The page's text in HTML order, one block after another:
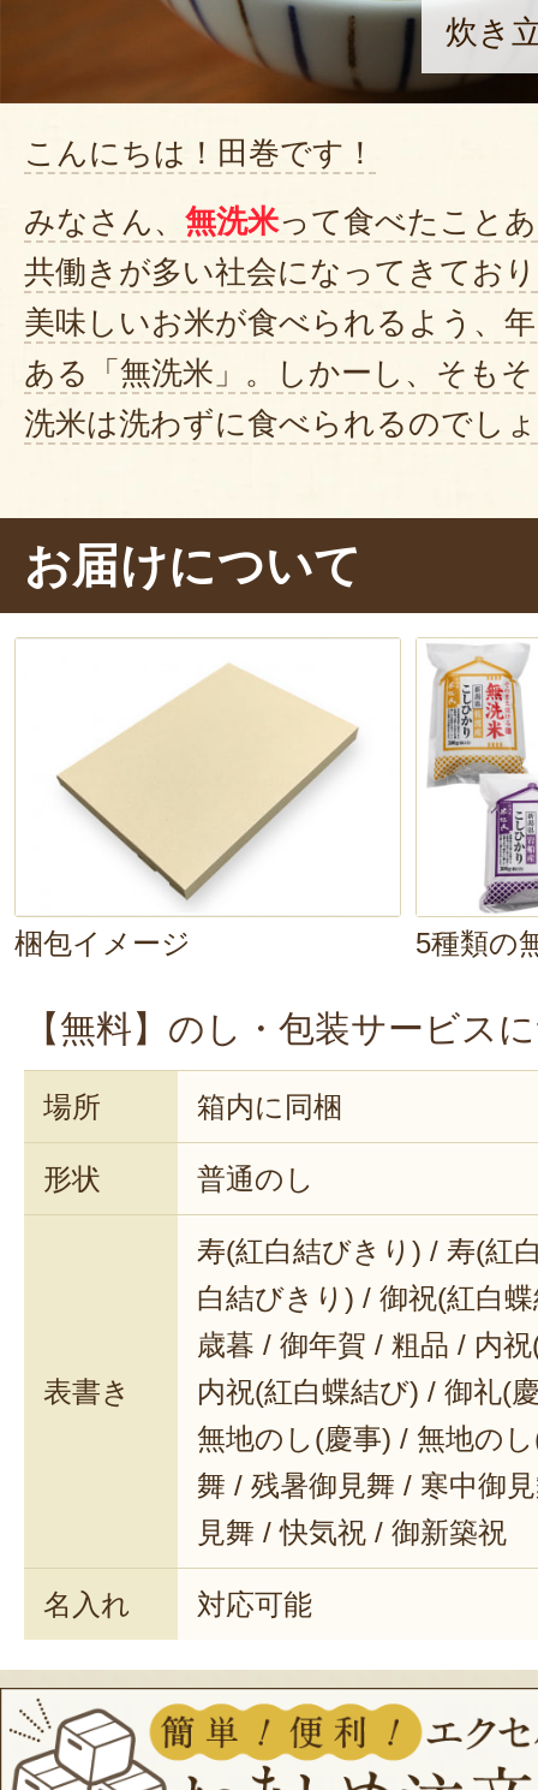
炊き
こんにちは！田巻です！
みなさん、 無洗米って食べたこと
共働きが多い社会になってきてお
美味しいお米が食べられるよう、
ある「無洗米」。しかーし、そも
洗米は洗わずに食べられるのでし
通常の精米では残る
「肌糠（はだ
よるもの。無洗米はこの肌糠をあ
いるため、洗わずに食べることが
※肌糠が残っていると、香りや食
しかし、世間のみなさんの不安は
ではないはずです……。
「肌糠を
養ないんじゃない？」
「無洗米っ
の？」
す！
炊きあがりの香りは……うん、ご
♪お茶碗に盛って、いただきます
んん！甘い！美味しい！粒が際立
米の旨味が広がります。簡単に炊
わらない美味しさってずるい！
結果！無洗米は洗わなくても本当
関してですが、
米の主な成分であ
く質は、精米と大差はないようで
研ぐことで流れてしまうことがあ
がない分、無洗米のほうが若干残
不安をお抱えのみなさん、これで
以上、お米が大好きな田巻でした！
お届けについて
梱包イメージ 5種類の
【無料】のし・包装サービス
場所 箱内に同梱
形状 普通のし
表書き
寿(紅白結びきり) / 寿(紅
白結びきり) / 御祝(紅白
歳暮 / 御年賀 / 粗品 / 内
内祝(紅白蝶結び) / 御礼(
無地のし(慶事) / 無地の
舞 / 残暑御見舞 / 寒中御
見舞 / 快気祝 / 御新築祝
名入れ 対応可能